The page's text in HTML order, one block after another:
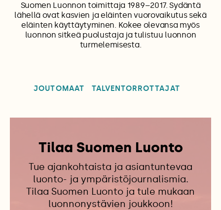
Suomen Luonnon toimittaja 1989–2017. Sydäntä
lähellä ovat kasvien ja eläinten vuorovaikutus sekä
eläinten käyttäytyminen. Kokee olevansa myös
luonnon sitkeä puolustaja ja tulistuu luonnon
turmelemisesta.
JOUTOMAAT TALVENTORROTTAJAT
Tilaa Suomen Luonto
Tue ajankohtaista ja asiantuntevaa
luonto- ja ympäristöjournalismia.
Tilaa Suomen Luonto ja tule mukaan
luonnonystävien joukkoon!